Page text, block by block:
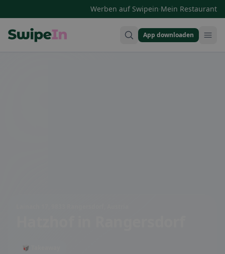
Werben auf Swipein·Mein Restaurant
App downloaden
🥡 Takeaway